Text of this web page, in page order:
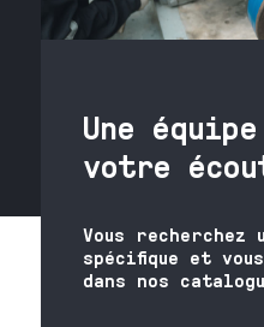
Une
votre
Vous recherchez
spécifique et
dans nos